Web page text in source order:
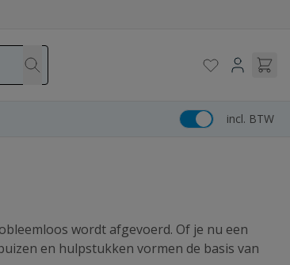
incl. BTW
wordt afgevoerd. Of je nu een
en hulpstukken vormen de basis van